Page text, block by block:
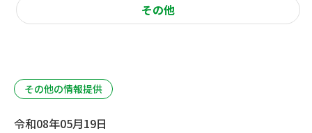
その他
その他の情報提供
令和08年05月19日